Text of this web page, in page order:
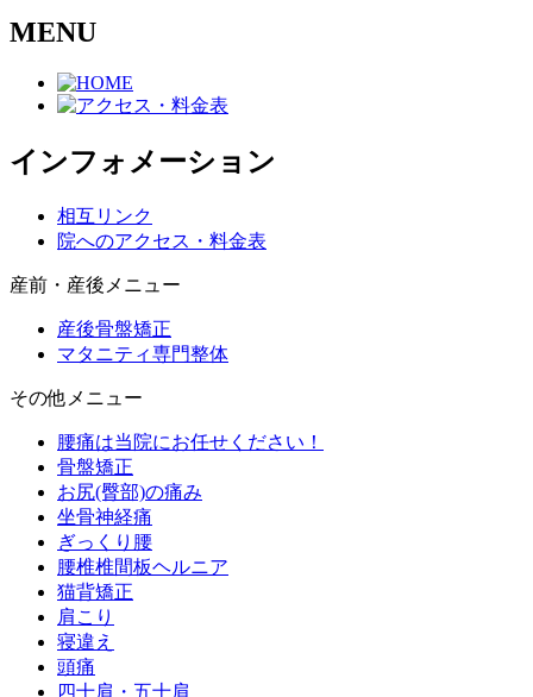
MENU
インフォメーション
相互リンク
院へのアクセス・料金表
産前・産後メニュー
産後骨盤矯正
マタニティ専門整体
その他メニュー
腰痛は当院にお任せください！
骨盤矯正
お尻(臀部)の痛み
坐骨神経痛
ぎっくり腰
腰椎椎間板ヘルニア
猫背矯正
肩こり
寝違え
頭痛
四十肩・五十肩